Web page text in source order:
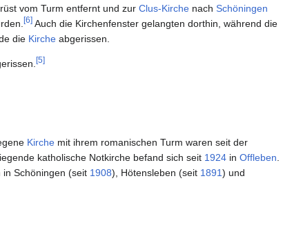
vom Turm entfernt und zur Clus-Kirche nach Schöningen
[6] Auch die Kirchenfenster gelangten dorthin, während die
die Kirche abgerissen.
[5]
Kirche mit ihrem romanischen Turm waren seit der
katholische Notkirche befand sich seit 1924 in Offleben
Schöningen (seit 1908), Hötensleben (seit 1891) und